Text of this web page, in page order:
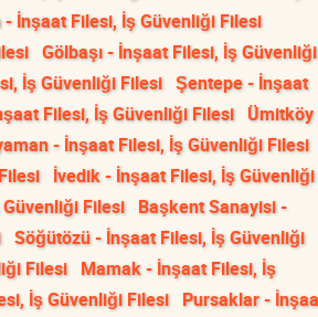
- İnşaat Filesi, İş Güvenliği Filesi
Gölbaşı - İnşaat Filesi, İş Güvenliği
İş Güvenliği Filesi Şentepe - İnşaat
Filesi, İş Güvenliği Filesi Ümitköy
- İnşaat Filesi, İş Güvenliği Filesi
İvedik - İnşaat Filesi, İş Güvenliği
Filesi Başkent Sanayisi -
Söğütözü - İnşaat Filesi, İş Güvenliği
Filesi Mamak - İnşaat Filesi, İş
İş Güvenliği Filesi Pursaklar -